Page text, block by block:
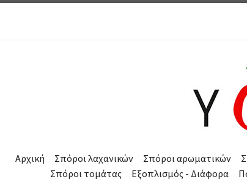
Αρχική Σπόροι λαχανικών Σπόροι αρωματικών
Σπόροι τομάτας
Εξοπλισμός - Διάφορα